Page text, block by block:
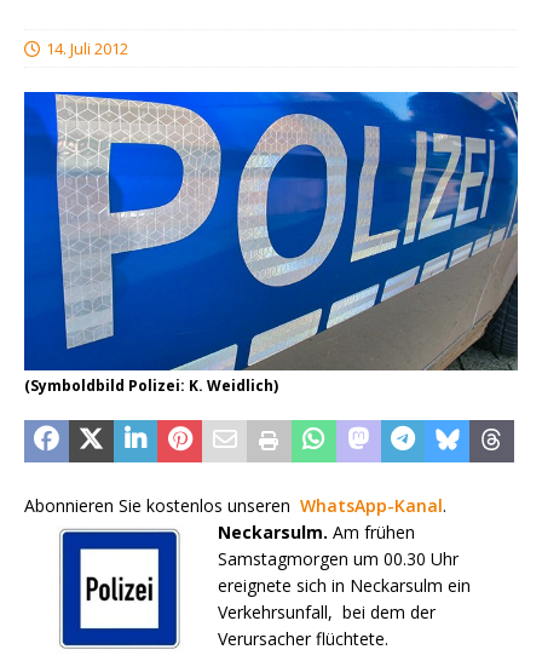
14. Juli 2012
(Symboldbild Polizei: K. Weidlich)
Abonnieren Sie kostenlos unseren WhatsApp-Kanal.
Neckarsulm. Am frühen
Samstagmorgen um 00.30 Uhr
ereignete sich in Neckarsulm ein
Verkehrsunfall, bei dem der
Verursacher flüchtete.